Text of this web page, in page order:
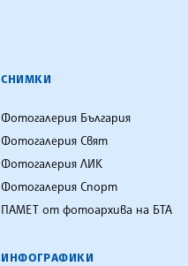
СНИМКИ
Фотогалерия България
Фотогалерия Свят
Фотогалерия ЛИК
Фотогалерия Спорт
ПАМЕТ от фотоархива на БТА
ИНФОГРАФИКИ